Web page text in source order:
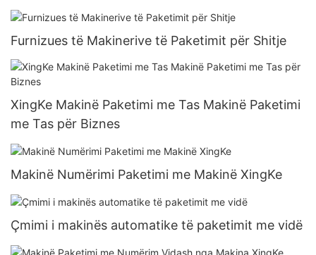
paketimit
Furnizues të Makinerive të Paketimit për Shitje
XingKe Makinë Paketimi me Tas Makinë Paketimi
me Tas për Biznes
Makinë Numërimi Paketimi me Makinë XingKe
Çmimi i makinës automatike të paketimit me vidë